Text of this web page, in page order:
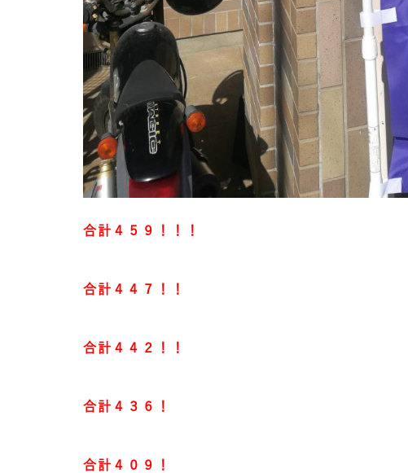
合計４５９！！！
合計４４７！！
合計４４２！！
合計４３６！
合計４０９！